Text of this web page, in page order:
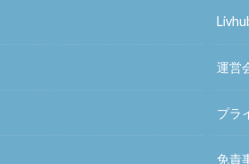
運営
プラ
免責